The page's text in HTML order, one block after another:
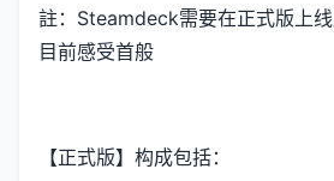
註：Steamdeck需要在正式版上线
目前感受首般
【正式版】构成包括：